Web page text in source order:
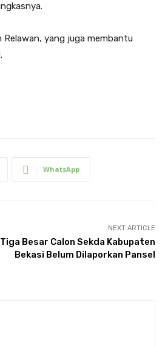
yang juga membantu
WhatsApp
NEXT ARTICLE
Besar Calon Sekda Kabupaten
Bekasi Belum Dilaporkan Pansel